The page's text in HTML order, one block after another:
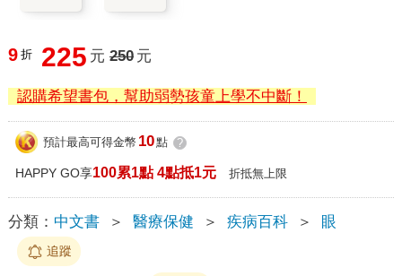
9 折 225 元 250 元
認購希望書包，幫助弱勢孩童上學不中斷！
預計最高可得金幣 10點 ?
HAPPY GO享100累1點 4點抵1元 折抵無上限
分類： 中文書 ＞ 醫療保健 ＞ 疾病百科 ＞ 眼
追蹤